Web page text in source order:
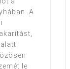
A
le